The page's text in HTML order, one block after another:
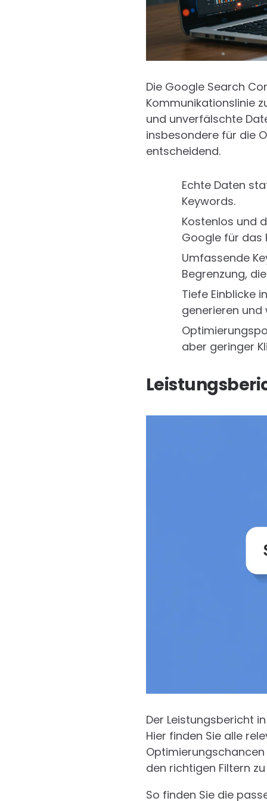
Die Google Search
Kommunikationslinie
und unverfälschte
insbesondere für die
entscheidend.
Echte Daten
Keywords.
Kostenlos und
Google für das
Umfassende
Begrenzung,
Tiefe Einblicke
generieren und
aber geringer
Der Leistungsbericht
Hier finden Sie alle
den richtigen Filtern
So finden Sie die